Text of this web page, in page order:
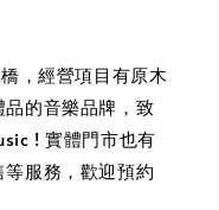
，經營項目有原木
的音樂品牌，致
! 實體門市也有
服務，歡迎預約